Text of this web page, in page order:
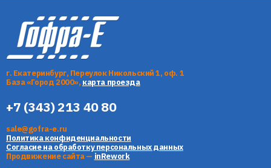
г. Екатеринбург, Переулок Никольский 1, оф. 1
База «Город 2000», карта проезда
+7 (343) 213 40 80
sale@gofra-e.ru
Политика конфиденциальности
Согласие на обработку персональных данных
Продвижение сайта — inRework